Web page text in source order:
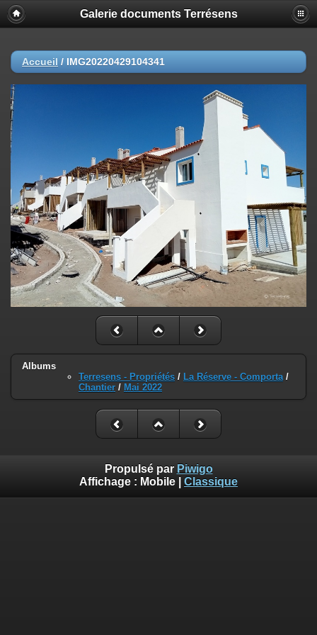
Galerie documents Terrésens
Accueil / IMG20220429104341
Albums
Terresens - Propriétés / La Réserve - Comporta/
Chantier / Mai 2022
Propulsé par Piwigo
Affichage : Mobile Classique